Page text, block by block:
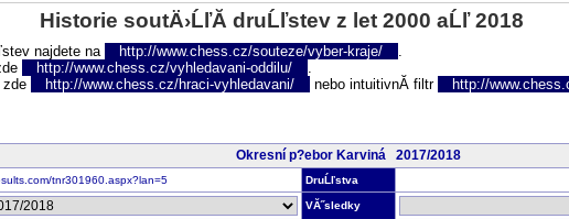
Historie soutÄ›ĹľĂ­ druĹľstev z let 2000 aĹľ 2018
najdete na http://www.chess.cz/souteze/vyber-kraje/
.
http://www.chess.cz/vyhledavani-oddilu/
.
zde
http://www.chess.cz/hraci-vyhledavani/ nebo intuitivnĂ­ filtr http://
Okresní p?ebor Karviná 2017/2018
tnr301960.aspx?lan=5 DruĹľstva
VĂ˝sledky